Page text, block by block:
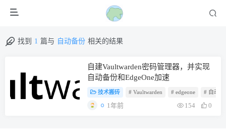
找到 1 篇与 自动备份 相关的结果
自建Vaultwarden密码管理器，并实现
自动备份和EdgeOne加速
技术搬砖 # Vaultwarden # edgeone # 自动备
1年前 154 0